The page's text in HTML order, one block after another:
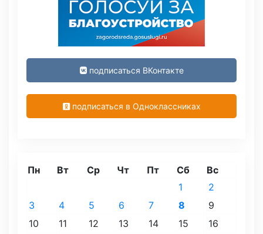
подписаться ВКонтакте
подписаться в Одноклассниках
Пн Вт Ср Чт Пт Сб Вс
1
2
3
4 5 6 7 8
9
10
11 12 13 14 15
16